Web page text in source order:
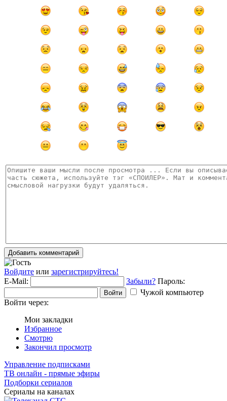
Добавить комментарий
Войдите или зарегистрируйтесь!
E-Mail:
Забыли? Пароль:
Войти
Чужой компьютер
Войти через:
Мои закладки
Избранное
Смотрю
Закончил просмотр
Управление подписками
ТВ онлайн - прямые эфиры
Подборки сериалов
Сериалы на каналах